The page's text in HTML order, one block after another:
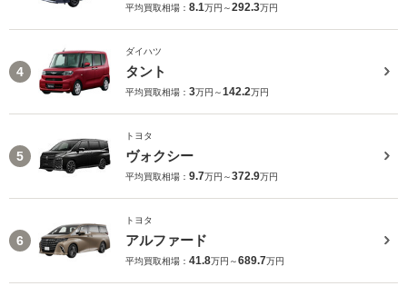
平均買取相場： 8.1万円～292.3万円
4
ダイハツ
タント
平均買取相場： 3万円～142.2万円
5
トヨタ
ヴォクシー
平均買取相場： 9.7万円～372.9万円
6
トヨタ
アルファード
平均買取相場： 41.8万円～689.7万円